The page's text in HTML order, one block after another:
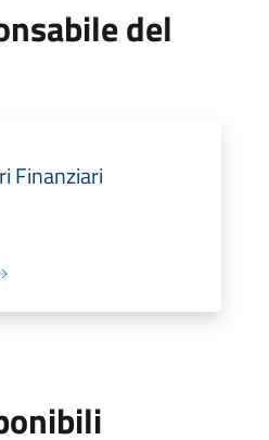
del
Finanziari